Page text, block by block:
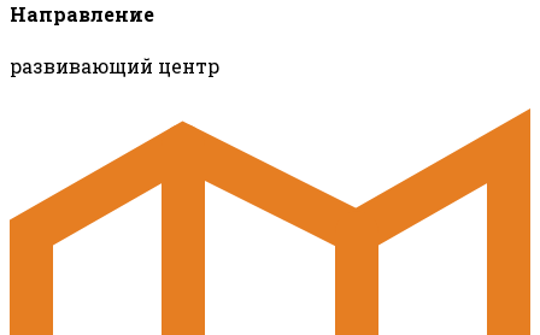
Направление
развивающий центр